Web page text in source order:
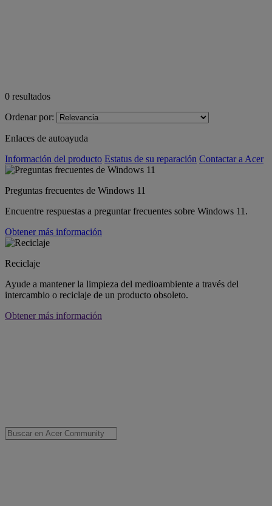
0 resultados
Ordenar por:
Enlaces de autoayuda
Información del producto Estatus de su reparación Contactar a Acer
Preguntas frecuentes de Windows 11
Encuentre respuestas a preguntar frecuentes sobre Windows 11.
Obtener más información
Reciclaje
Ayude a mantener la limpieza del medioambiente a través del
intercambio o reciclaje de un producto obsoleto.
Obtener más información